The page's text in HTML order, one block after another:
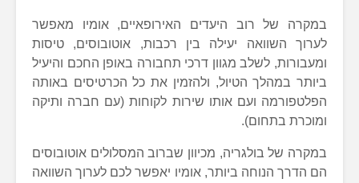
במקרה של רוב היעדים האירופאיים, אומיו מאפשר
לערוך השוואה יעילה בין רכבות, אוטובוסים, טיסות
ומעבורות, לשלב מגוון דרכי תחבורה באופן החכם והיעיל
ביותר במהלך הטיול, ולהזמין את כל הכרטיסים באותה
הפלטפורמה ועם אותו שירות לקוחות (עם חברה ותיקה
ומוכרת בתחום).
במקרה של בולגריה, מכיוון שברוב המסלולים אוטובוסים
הם הדרך הנוחה ביותר, אומיו יאפשר לכם לערוך השוואה